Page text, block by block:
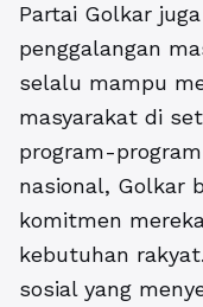
Partai Golkar
penggalangan
selalu mampu
masyarakat di
program-
nasional, Golkar
komitmen
kebutuhan
sosial yang